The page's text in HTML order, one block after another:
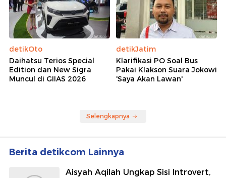
detikOto
Daihatsu Terios Special
Edition dan New Sigra
Muncul di GIIAS 2026
detikJatim
Klarifikasi PO Soal Bus
Pakai Klakson Suara Jokowi
'Saya Akan Lawan'
Selengkapnya
Berita detikcom Lainnya
Aisyah Aqilah Ungkap Sisi Introvert,